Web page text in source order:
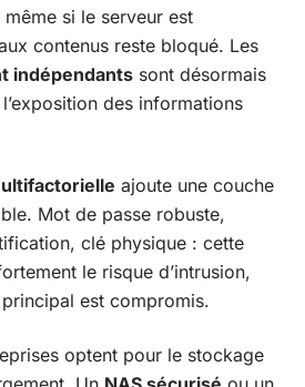
si le serveur est
contenus reste bloqué. Les
indépendants sont désormais
des informations
ajoute une couche
Mot de passe robuste,
clé physique : cette
le risque d’intrusion,
est compromis.
optent pour le stockage